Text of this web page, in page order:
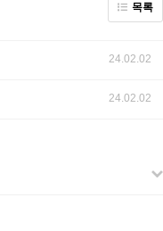
목록
24.02.02
24.02.02